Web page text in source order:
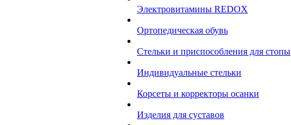
Электровитамины REDOX
Ортопедическая обувь
Стельки и приспособления для стопы
Индивидуальные стельки
Корсеты и корректоры осанки
Изделия для суставов